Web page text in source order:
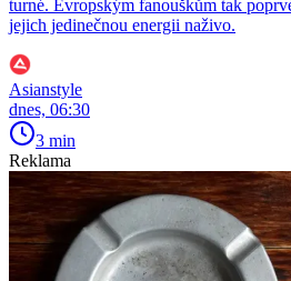
turné. Evropským fanouškům tak
jejich jedinečnou energii naživo.
Asianstyle
dnes, 06:30
3 min
Reklama